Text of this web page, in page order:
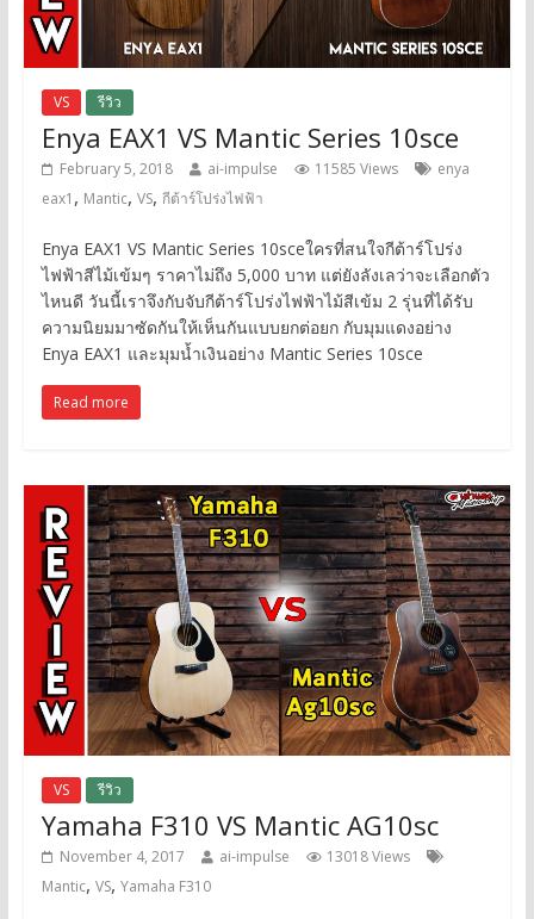
VS รีวิว
Enya EAX1 VS Mantic Series 10sce
February 5, 2018 ai-impulse 11585 Views
enya
eax1 , Mantic, VS, กีต้าร์โปร่งไฟฟ้า
Enya EAX1 VS Mantic Series 10sceใครที่สนใจกีต้าร์โปร่ง
ไฟฟ้าสีไม้เข้มๆ ราคาไม่ถึง 5,000 บาท แต่ยังลังเลว่าจะเลือกตัว
ไหนดี วันนี้เราจึงกับจับกีต้าร์โปร่งไฟฟ้าไม้สีเข้ม 2 รุ่นที่ได้รับ
ความนิยมมาซัดกันให้เห็นกันแบบยกต่อยก กับมุมแดงอย่าง
Enya EAX1 และมุมน้ำเงินอย่าง Mantic Series 10sce
Read more
VS รีวิว
Yamaha F310 VS Mantic AG10sc
November 4, 2017 ai-impulse
13018 Views
Mantic, VS, Yamaha F310